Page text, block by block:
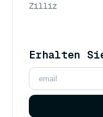
Zilliz
Erhalten